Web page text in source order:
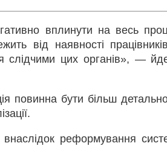
вплинути на весь
від наявності
слідчими цих органів», —
повинна бути більш
реформування